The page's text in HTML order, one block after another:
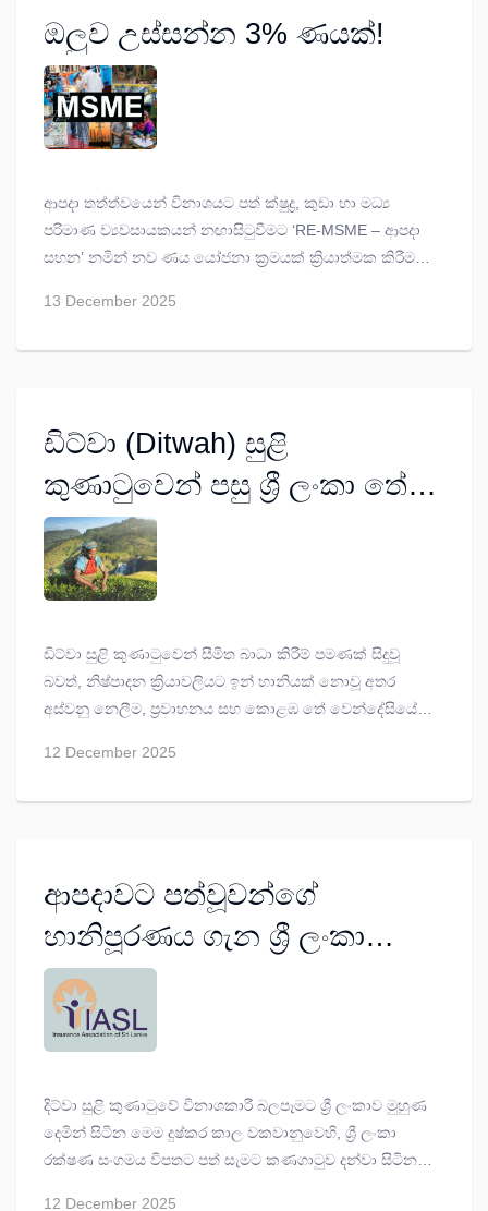
ඔලුව උස්සන්න 3% ණයක්!
ආපදා තත්ත්වයෙන් විනාශයට පත් ක්ෂුද්‍ර, කුඩා හා මධ්‍ය
පරිමාණ ව්‍යවසායකයන් නඟාසිටුවීමට ‘RE-MSME – ආපදා
සහන’ නමින් නව ණය යෝජනා ක්‍රමයක් ක්‍රියාත්මක කිරීමට
13 December 2025
ඩිට්වා (Ditwah) සුළි
කුණාටුවෙන් පසු ශ්‍රී ලංකා තේ
කර්මාන්තය යළි හිස ඔසවයි
ඩිට්වා සුළි කුණාටුවෙන් සීමිත බාධා කිරීම් පමණක් සිදුවූ
බවත්, නිෂ්පාදන ක්‍රියාවලියට ඉන් හානියක් නොවූ අතර
අස්වනු නෙලීම, ප්‍රවාහනය සහ කොළඹ තේ වෙන්දේසියේ
කොළඹ තේ වෙළෙඳුන්ගේ සංගමය (CTTA) තහවුරු කිරීමත්
12 December 2025
ආපදාවට පත්වූවන්ගේ
හානිපූරණය ගැන ශ්‍රී ලංකා
රක්ෂණ සංගමයෙන් නිල
ප්‍රකාශයක්
දිට්වා සුළි කුණාටුවේ විනාශකාරී බලපෑමට ශ්‍රී ලංකාව මුහුණ
දෙමින් සිටින මෙම දුෂ්කර කාල වකවානුවෙහි, ශ්‍රී ලංකා
රක්ෂණ සංගමය විපතට පත් සැමට කණගාටුව දන්වා සිටින
12 December 2025